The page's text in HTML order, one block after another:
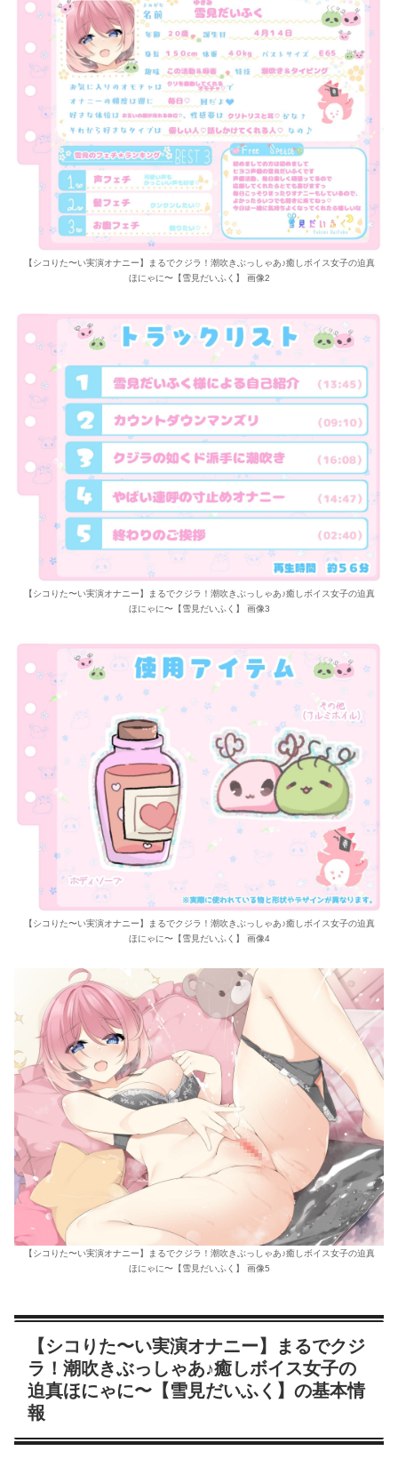
【シコりた〜い実演オナニー】まるでクジラ！潮吹きぶっしゃあ♪癒しボイス女子の迫真
ほにゃに〜【雪見だいふく】 画像2
【シコりた〜い実演オナニー】まるでクジラ！潮吹きぶっしゃあ♪癒しボイス女子の迫真
ほにゃに〜【雪見だいふく】 画像3
【シコりた〜い実演オナニー】まるでクジラ！潮吹きぶっしゃあ♪癒しボイス女子の迫真
ほにゃに〜【雪見だいふく】 画像4
【シコりた〜い実演オナニー】まるでクジラ！潮吹きぶっしゃあ♪癒しボイス女子の迫真
ほにゃに〜【雪見だいふく】 画像5
【シコりた〜い実演オナニー】まるでクジ
ラ！潮吹きぶっしゃあ♪癒しボイス女子の
迫真ほにゃに〜【雪見だいふく】の基本情
報